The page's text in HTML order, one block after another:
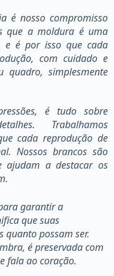
é nosso compromisso
que a moldura é uma
e é por isso que cada
com cuidado e
quadro, simplesmente
é tudo sobre
Trabalhamos
cada reprodução de
Nossos brancos são
ajudam a destacar os
garantir a
que suas
quanto possam ser.
é preservada com
fala ao coração.